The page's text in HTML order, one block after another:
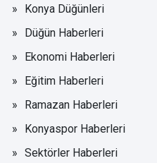
Konya Düğünleri
Düğün Haberleri
Ekonomi Haberleri
Eğitim Haberleri
Ramazan Haberleri
Konyaspor Haberleri
Sektörler Haberleri